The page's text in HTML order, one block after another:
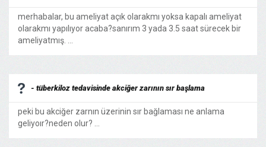
merhabalar, bu ameliyat açık olarakmı yoksa kapalı ameliyat
olarakmı yapılıyor acaba?sanırım 3 yada 3.5 saat sürecek bir
ameliyatmış. ...
- tüberkiloz tedavisinde akciğer zarının sır başlama
peki bu akciğer zarnın üzerinin sır bağlaması ne anlama
geliyoır?neden olur? ...